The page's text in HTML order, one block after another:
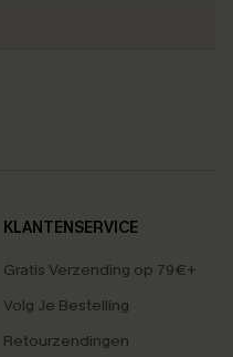
KLANTENSERVICE
Gratis Verzending op 79€+
Volg Je Bestelling
Retourzendingen